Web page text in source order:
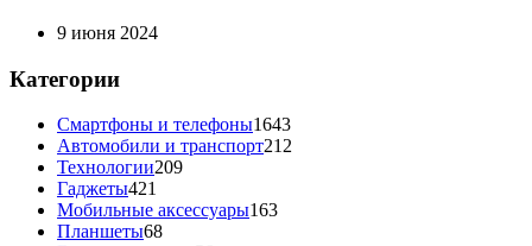
9 июня 2024
Категории
Смартфоны и телефоны1643
Автомобили и транспорт212
Технологии209
Гаджеты421
Мобильные аксессуары163
Планшеты68